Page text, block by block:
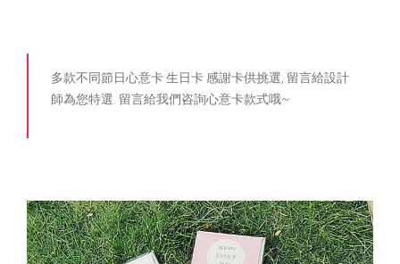
多款不同節日心意卡 生日卡 感謝卡供挑選, 留言給設計
師為您特選. 留言給我們咨詢心意卡款式哦~